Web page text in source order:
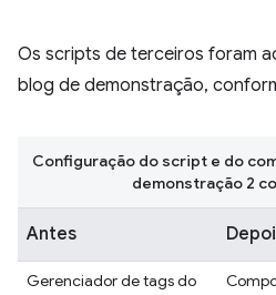
Os scripts de terceiros foram
blog de demonstração,
Antes
Gerenciador de tags do
Configuração do script e do
demonstração 2